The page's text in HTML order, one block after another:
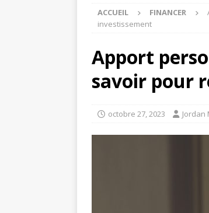
ACCUEIL FINANCER
investissement
Apport
savoir pour
octobre 27, 2023 Jordan